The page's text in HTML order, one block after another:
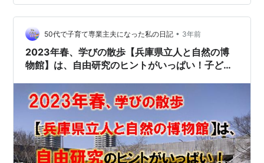
実際に足を運んでみて、恐竜に興味がある人だけでなく
誰でも楽しめる素晴らしいイベントだと感じました。 当
記事では、恐竜博2023に行ってみて、私が特に印象に残
った展示物を写真を交えていくつか紹介させていただき
ます。 恐竜博2023の見ど…
50代で子育て専業主夫になった私の日記 • 3年前
2023年春、学びの散歩【兵庫県立人と自然の博
物館】は、自由研究のヒントがいっぱい！子ども